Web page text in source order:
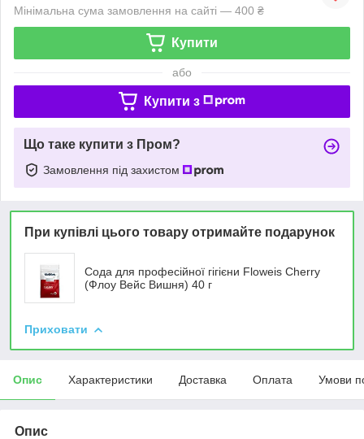
Мінімальна сума замовлення на сайті — 400 ₴
Купити
або
Купити з
Що таке купити з Пром?
Замовлення під захистом
При купівлі цього товару отримайте подарунок
Сода для професійної гігієни Floweis Cherry
(Флоу Вейс Вишня) 40 г
Приховати
Опис Характеристики Доставка Оплата Умови
Опис